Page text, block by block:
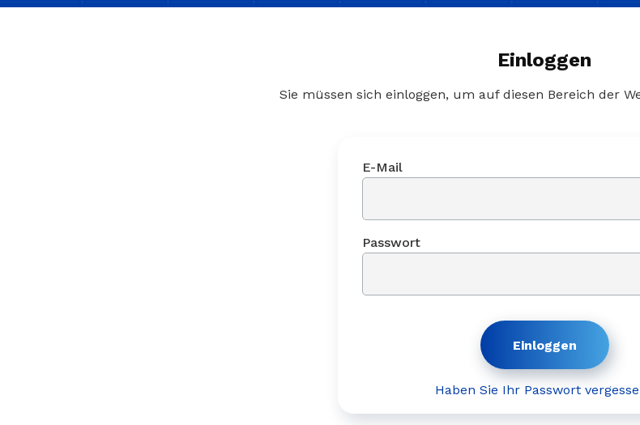
Einloggen
Sie müssen sich einloggen, um auf diesen Bereich der
E-Mail
Passwort
Haben Sie Ihr Passwort